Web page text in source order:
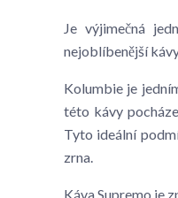
Je výjimečná
nejoblíbenější
Kolumbie je
této kávy
Tyto ideální
zrna.
Káva Supremo je